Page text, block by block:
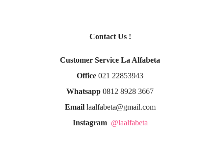
Contact Us !
Customer Service La Alfabeta
Office 021 22853943
Whatsapp 0812 8928 3667
Emaillaalfabeta@gmail.com
Instagram @laalfabeta